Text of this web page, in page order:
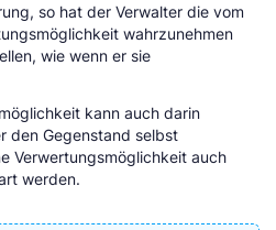
so hat der Verwalter die vom
wahrzunehmen
wie wenn er sie
kann auch darin
den Gegenstand selbst
Verwertungsmöglichkeit auch
werden.